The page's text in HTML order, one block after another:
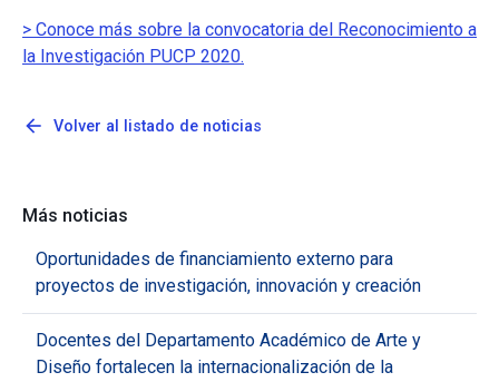
> Conoce más sobre la convocatoria del Reconocimiento a
la Investigación PUCP 2020.
arrow_back Volver al listado de noticias
Más noticias
Oportunidades de financiamiento externo para
proyectos de investigación, innovación y creación
Docentes del Departamento Académico de Arte y
Diseño fortalecen la internacionalización de la